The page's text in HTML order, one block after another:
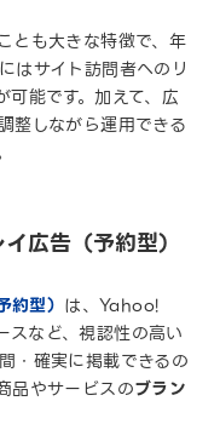
とも大きな特徴で、年
はサイト訪問者へのリ
可能です。加えて、広
整しながら運用できる
広告（予約型）
型） は、Yahoo!
など、視認性の高い
・確実に掲載できるの
品やサービスのブラン